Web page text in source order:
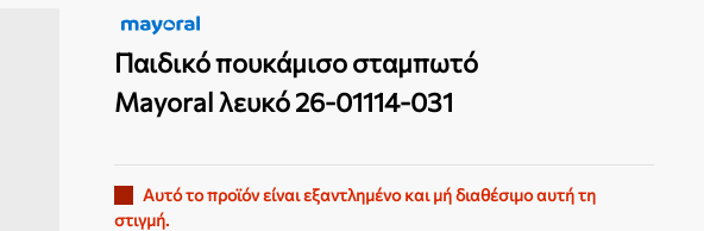
Παιδικό πουκάμισο σταμπωτό
Mayoral λευκό 26-01114-031
Αυτό το προϊόν είναι εξαντλημένο και μή διαθέσιμο αυτή τη
στιγμή.